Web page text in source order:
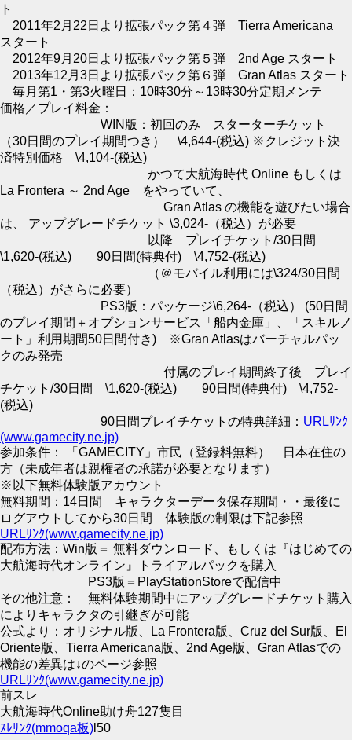
ト
2011年2月22日より拡張パック第４弾 Tierra Americana
スタート
2012年9月20日より拡張パック第５弾 2nd Age スタート
2013年12月3日より拡張パック第６弾 Gran Atlas スタート
毎月第1・第3火曜日：10時30分～13時30分定期メンテ
価格／プレイ料金：
WIN版：初回のみ スターターチケット
（30日間のプレイ期間つき） \4,644-(税込) ※クレジット決
済特別価格 \4,104-(税込)
かつて大航海時代 Online もしくは
La Frontera ～ 2nd Age をやっていて、
Gran Atlas の機能を遊びたい場合
は、 アップグレードチケット \3,024-（税込）が必要
以降 プレイチケット/30日間
\1,620-(税込) 90日間(特典付) \4,752-(税込)
（＠モバイル利用には\324/30日間
（税込）がさらに必要）
PS3版：パッケージ\6,264-（税込） (50日間
のプレイ期間＋オプションサービス「船内金庫」、「スキルノ
ート」利用期間50日間付き) ※Gran Atlasはバーチャルパッ
クのみ発売
付属のプレイ期間終了後 プレイ
チケット/30日間 \1,620-(税込) 90日間(特典付) \4,752-
(税込)
90日間プレイチケットの特典詳細： URLﾘﾝｸ
(www.gamecity.ne.jp)
参加条件： 「GAMECITY」市民（登録料無料） 日本在住の
方（未成年者は親権者の承諾が必要となります）
※以下無料体験版アカウント
無料期間：14日間 キャラクターデータ保存期間・・最後に
ログアウトしてから30日間 体験版の制限は下記参照
URLﾘﾝｸ(www.gamecity.ne.jp)
配布方法：Win版＝ 無料ダウンロード、もしくは『はじめての
大航海時代オンライン』トライアルパックを購入
PS3版＝PlayStationStoreで配信中
その他注意： 無料体験期間中にアップグレードチケット購入
によりキャラクタの引継ぎが可能
公式より：オリジナル版、La Frontera版、Cruz del Sur版、El
Oriente版、Tierra Americana版、2nd Age版、Gran Atlasでの
機能の差異は↓のページ参照
URLﾘﾝｸ(www.gamecity.ne.jp)
前スレ
大航海時代Online助け舟127隻目
ｽﾚﾘﾝｸ(mmoqa板) l50